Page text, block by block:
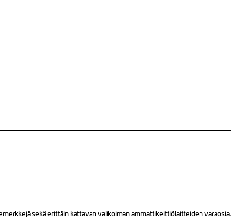
sekä erittäin kattavan valikoiman ammattikeittiölaitteiden varaosia.